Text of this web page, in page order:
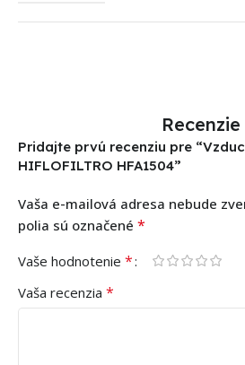
Recenzie
Pridajte prvú recenziu pre
HIFLOFILTRO HFA1504”
Vaša e-mailová adresa nebude
polia sú označené *
Vaše hodnotenie *
Vaša recenzia *